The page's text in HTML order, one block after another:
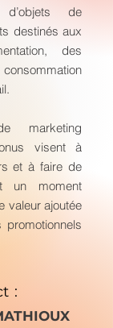
d’objets de
destinés aux
des
marketing
visent à
et à faire de
un moment
valeur ajoutée
: